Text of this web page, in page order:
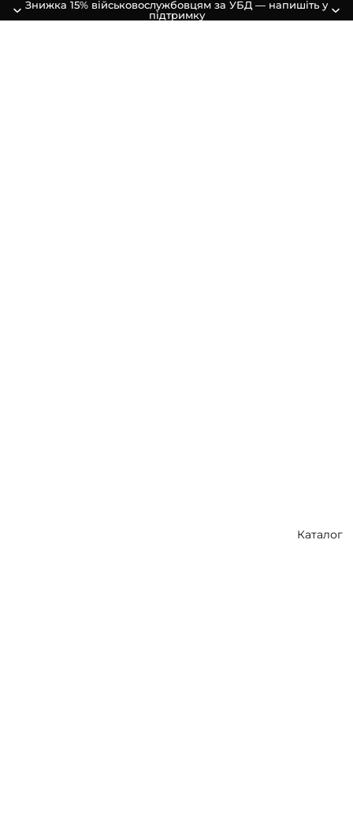
Знижка 15% військовослужбовцям за УБД — напишіть у
підтримку
Каталог